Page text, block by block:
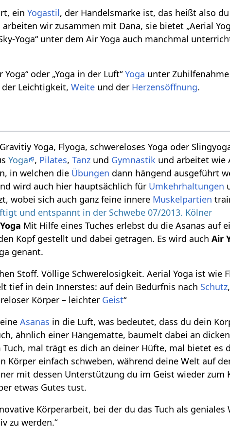
einYogastil, der Handelsmarke ist, das heißt also
arbeiten wir zusammen mit Dana, sie bietet „Aerial
Yoga“ unter dem Air Yoga auch manchmal
oder „Yoga in der Luft“Yoga unter
der Leichtigkeit,Weite und der Herzensöffnung.
Yoga, Flyoga, schwereloses Yoga oder
Yoga , Pilates,Tanz und Gymnastik und arbeitet wie
in welchen die Übungen dann hängend ausgeführt
wird auch hier hauptsächlich für Umkehrhaltungen
wobei sich auch ganz feine innere Muskelpartien
und entspannt in der Schwebe 07/2013. Kölner
Mit Hilfe eines Tuches erlebst du die Asanas auf
Kopf gestellt und dabei getragen. Es wird auchAir
genant.
Stoff. Völlige Schwerelosigkeit. Aerial Yoga ist wie
tief in dein Innerstes: auf dein Bedürfnis nach Schutz
Körper – leichter Geist“
Asanas in die Luft, was bedeutet, dass du dein
ähnlich einer Hängematte, baumelt dabei an
mal trägt es dich an deiner Hüfte, mal bietet es
Körper einfach schweben, während deine Welt auf
mit dessen Unterstützung du im Geist wieder zum
etwas Gutes tust.
Körperarbeit, bei der du das Tuch als
zu werden.“